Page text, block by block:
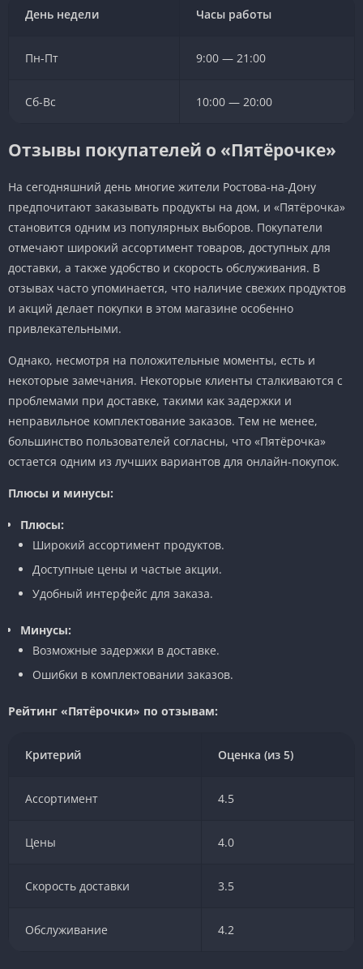
День недели Часы работы
Пн-Пт 9:00 — 21:00
Сб-Вс 10:00 — 20:00
Отзывы покупателей о «Пятёрочке»
На сегодняшний день многие жители Ростова-на-Дону
предпочитают заказывать продукты на дом, и «Пятёрочка»
становится одним из популярных выборов. Покупатели
отмечают широкий ассортимент товаров, доступных для
доставки, а также удобство и скорость обслуживания. В
отзывах часто упоминается, что наличие свежих продуктов
и акций делает покупки в этом магазине особенно
привлекательными.
Однако, несмотря на положительные моменты, есть и
некоторые замечания. Некоторые клиенты сталкиваются с
проблемами при доставке, такими как задержки и
неправильное комплектование заказов. Тем не менее,
большинство пользователей согласны, что «Пятёрочка»
остается одним из лучших вариантов для онлайн-покупок.
Плюсы и минусы:
Плюсы:
Широкий ассортимент продуктов.
Доступные цены и частые акции.
Удобный интерфейс для заказа.
Минусы:
Возможные задержки в доставке.
Ошибки в комплектовании заказов.
Рейтинг «Пятёрочки» по отзывам:
Критерий Оценка (из 5)
Ассортимент 4.5
Цены 4.0
Скорость доставки 3.5
Обслуживание 4.2